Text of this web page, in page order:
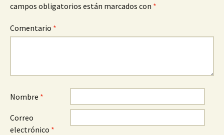
campos obligatorios están marcados con *
Comentario *
Nombre *
Correo
electrónico *